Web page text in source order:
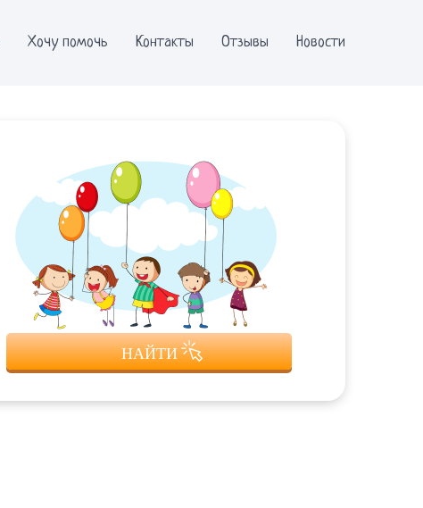
Хочу помочь Контакты Отзывы Новости
НАЙТИ